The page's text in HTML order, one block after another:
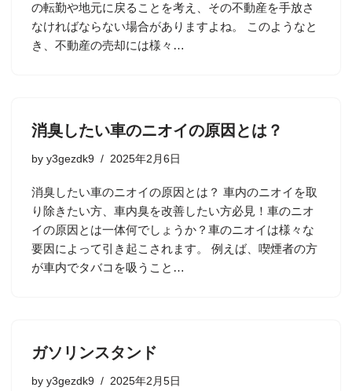
の転勤や地元に戻ることを考え、その不動産を手放さ
なければならない場合がありますよね。 このようなと
き、不動産の売却には様々…
消臭したい車のニオイの原因とは？
by y3gezdk9 2025年2月6日
消臭したい車のニオイの原因とは？ 車内のニオイを取
り除きたい方、車内臭を改善したい方必見！車のニオ
イの原因とは一体何でしょうか？車のニオイは様々な
要因によって引き起こされます。 例えば、喫煙者の方
が車内でタバコを吸うこと…
ガソリンスタンド
by y3gezdk9 2025年2月5日